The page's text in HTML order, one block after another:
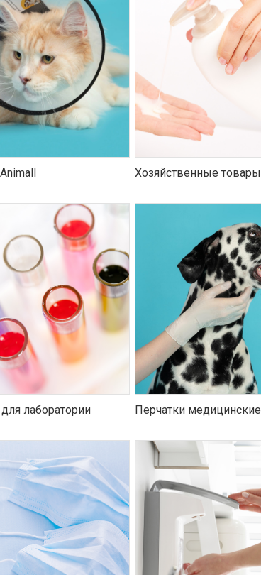
Хозяйственные товары
лаборатории Перчатки медицинские